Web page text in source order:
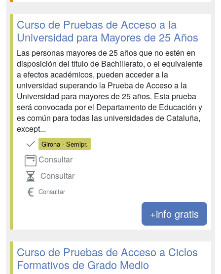
Curso de Pruebas de Acceso a la
Universidad para Mayores de 25 Años
Las personas mayores de 25 años que no estén en
disposición del título de Bachillerato, o el equivalente
a efectos académicos, pueden acceder a la
universidad superando la Prueba de Acceso a la
Universidad para mayores de 25 años. Esta prueba
será convocada por el Departamento de Educación y
es común para todas las universidades de Cataluña,
except...
Girona - Semipr.
Consultar
Consultar
Consultar
+info gratis
Curso de Pruebas de Acceso a Ciclos
Formativos de Grado Medio